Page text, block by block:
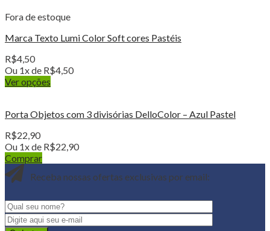
Fora de estoque
Marca Texto Lumi Color Soft cores Pastéis
R$4,50
Ou 1x de R$4,50
Ver opções
Porta Objetos com 3 divisórias DelloColor – Azul Pastel
R$22,90
Ou 1x de R$22,90
Comprar
Receba nossas ofertas exclusivas por email: